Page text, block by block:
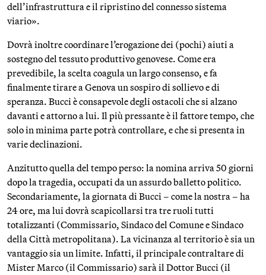
dell’infrastruttura e il ripristino del connesso sistema
viario».
Dovrà inoltre coordinare l’erogazione dei (pochi) aiuti a
sostegno del tessuto produttivo genovese. Come era
prevedibile, la scelta coagula un largo consenso, e fa
finalmente tirare a Genova un sospiro di sollievo e di
speranza. Bucci è consapevole degli ostacoli che si alzano
davanti e attorno a lui. Il più pressante è il fattore tempo, che
solo in minima parte potrà controllare, e che si presenta in
varie declinazioni.
Anzitutto quella del tempo perso: la nomina arriva 50 giorni
dopo la tragedia, occupati da un assurdo balletto politico.
Secondariamente, la giornata di Bucci – come la nostra – ha
24 ore, ma lui dovrà scapicollarsi tra tre ruoli tutti
totalizzanti (Commissario, Sindaco del Comune e Sindaco
della Città metropolitana). La vicinanza al territorio è sia un
vantaggio sia un limite. Infatti, il principale contraltare di
Mister Marco (il Commissario) sarà il Dottor Bucci (il